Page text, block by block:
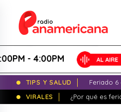
4:00PM
TIPS Y SALUD
Feriado
VIRALES
¿Por qué es